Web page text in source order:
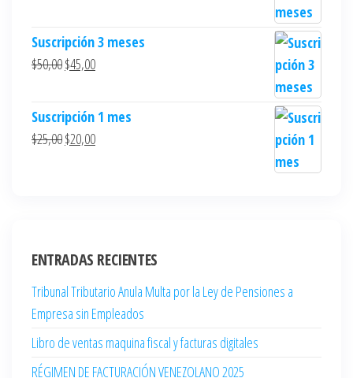
Suscripción 3 meses
$50,00$45,00
Suscripción 1 mes
$25,00$20,00
ENTRADAS RECIENTES
Tribunal Tributario Anula Multa por la Ley de Pensiones a
Empresa sin Empleados
Libro de ventas maquina fiscal y facturas digitales
RÉGIMEN DE FACTURACIÓN VENEZOLANO 2025